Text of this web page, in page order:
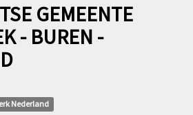
GEMEENTE
- BUREN -
Nederland